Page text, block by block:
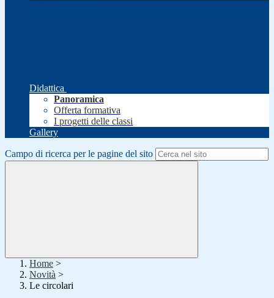
Didattica
Panoramica
Offerta formativa
I progetti delle classi
Gallery
Campo di ricerca per le pagine del sito
Home >
Novità >
Le circolari